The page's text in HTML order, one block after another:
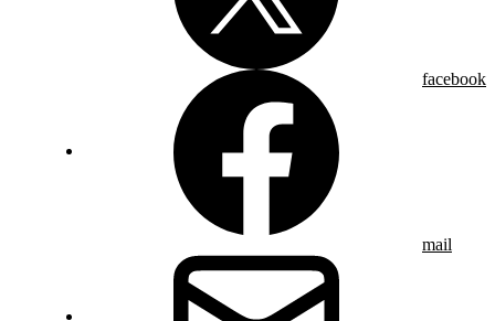
facebook
mail